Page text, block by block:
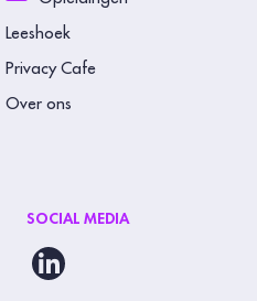
Leeshoek
Privacy Cafe
Over ons
SOCIAL MEDIA